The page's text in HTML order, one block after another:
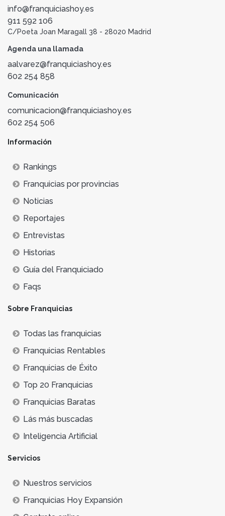
info@franquiciashoy.es
911 592 106
C/Poeta Joan Maragall 38 - 28020 Madrid
Agenda una llamada
aalvarez@franquiciashoy.es
602 254 858
Comunicación
comunicacion@franquiciashoy.es
602 254 506
Información
Rankings
Franquicias por provincias
Noticias
Reportajes
Entrevistas
Historias
Guía del Franquiciado
Faqs
Sobre Franquicias
Todas las franquicias
Franquicias Rentables
Franquicias de Éxito
Top 20 Franquicias
Franquicias Baratas
Lás más buscadas
Inteligencia Artificial
Servicios
Nuestros servicios
Franquicias Hoy Expansión